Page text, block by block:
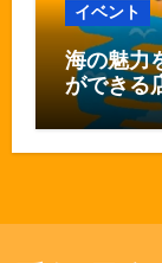
イベント
海の魅力
ができる